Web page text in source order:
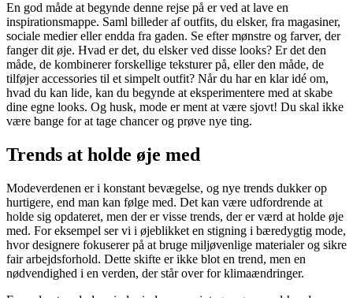
En god måde at begynde denne rejse på er ved at lave en
inspirationsmappe. Saml billeder af outfits, du elsker, fra magasiner,
sociale medier eller endda fra gaden. Se efter mønstre og farver, der
fanger dit øje. Hvad er det, du elsker ved disse looks? Er det den
måde, de kombinerer forskellige teksturer på, eller den måde, de
tilføjer accessories til et simpelt outfit? Når du har en klar idé om,
hvad du kan lide, kan du begynde at eksperimentere med at skabe
dine egne looks. Og husk, mode er ment at være sjovt! Du skal ikke
være bange for at tage chancer og prøve nye ting.
Trends at holde øje med
Modeverdenen er i konstant bevægelse, og nye trends dukker op
hurtigere, end man kan følge med. Det kan være udfordrende at
holde sig opdateret, men der er visse trends, der er værd at holde øje
med. For eksempel ser vi i øjeblikket en stigning i bæredygtig mode,
hvor designere fokuserer på at bruge miljøvenlige materialer og sikre
fair arbejdsforhold. Dette skifte er ikke blot en trend, men en
nødvendighed i en verden, der står over for klimaændringer.